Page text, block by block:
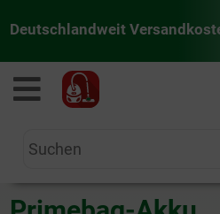
Deutschlandweit
staubsaugermanufaktur